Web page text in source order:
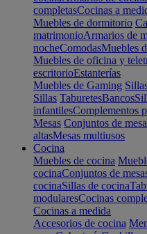
completasCocinas a
Muebles de dormitorio
matrimonioArmarios de
nocheComodasMuebles
Muebles de oficina y
escritorioEstanterías
Muebles de Gaming
Sillas TaburetesBancos
infantilesComplementos
Mesas Conjuntos de
altasMesas multiusos
Cocina
Muebles de cocina
cocinaConjuntos de
cocinaSillas de cocina
modularesCocinas
Cocinas a medida
Accesorios de cocina